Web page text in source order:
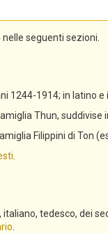
nelle seguenti sezioni.
1244-1914; in latino
Thun,
Filippini di Ton
tedesco, dei